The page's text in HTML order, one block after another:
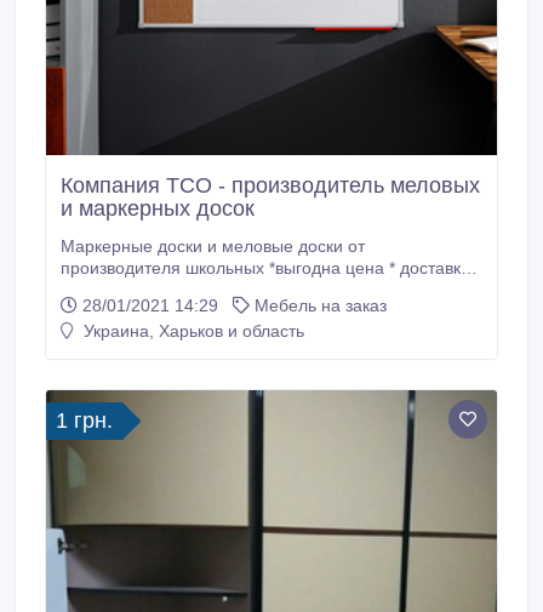
Компания ТСО - производитель меловых
и маркерных досок
Маркерные доски и меловые доски от
производителя школьных *выгодна цена * доставка
28/01/2021 14:29
Мебель на заказ
Украина, Харьков и область
1 грн.